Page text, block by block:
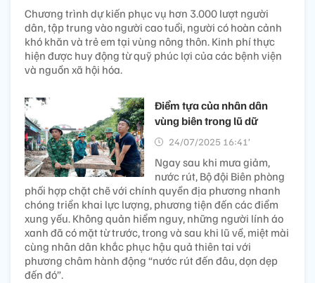
Chương trình dự kiến phục vụ hơn 3.000 lượt người
dân, tập trung vào người cao tuổi, người có hoàn cảnh
khó khăn và trẻ em tại vùng nông thôn. Kinh phí thực
hiện được huy động từ quỹ phúc lợi của các bệnh viện
và nguồn xã hội hóa.
Điểm tựa của nhân dân
vùng biên trong lũ dữ
24/07/2025 16:41’
Ngay sau khi mưa giảm,
nước rút, Bộ đội Biên phòng
phối hợp chặt chẽ với chính quyền địa phương nhanh
chóng triển khai lực lượng, phương tiện đến các điểm
xung yếu. Không quản hiểm nguy, những người lính áo
xanh đã có mặt từ trước, trong và sau khi lũ về, miệt mài
cùng nhân dân khắc phục hậu quả thiên tai với
phương châm hành động “nước rút đến đâu, dọn dẹp
đến đó”.